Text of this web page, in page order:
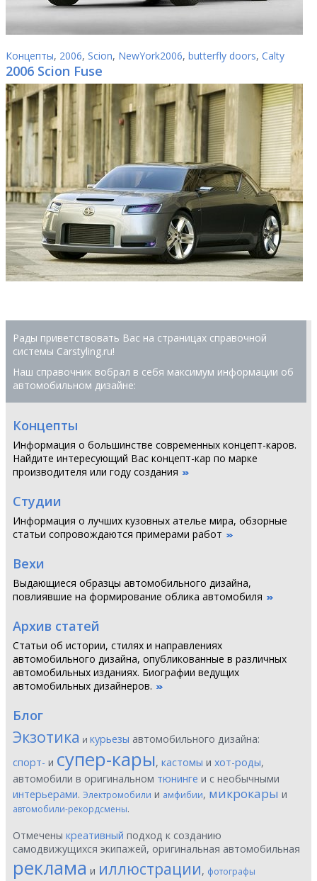
Концепты, 2006, Scion, NewYork2006, butterfly doors, Calty
2006 Scion Fuse
Рады приветствовать Вас на страницах справочной
системы Сarstyling.ru!
Наш справочник вобрал в себя максимум информации об
автомобильном дизайне:
Концепты
Информация о большинстве современных концепт-каров.
Найдите интересующий Вас концепт-кар по марке
производителя или году создания
Студии
Информация о лучших кузовных ателье мира, обзорные
статьи сопровождаются примерами работ
Вехи
Выдающиеся образцы автомобильного дизайна,
повлиявшие на формирование облика автомобиля
Архив статей
Статьи об истории, стилях и направлениях
автомобильного дизайна, опубликованные в различных
автомобильных изданиях. Биографии ведущих
автомобильных дизайнеров.
Блог
Экзотика и курьезы автомобильного дизайна:
спорт- и супер-кары, кастомы и хот-роды,
автомобили в оригинальном тюнинге и с необычными
интерьерами. Электромобили и амфибии, микрокары и
автомобили-рекордсмены.
Отмечены креативный подход к созданию
самодвижущихся экипажей, оригинальная автомобильная
реклама и иллюстрации, фотографы